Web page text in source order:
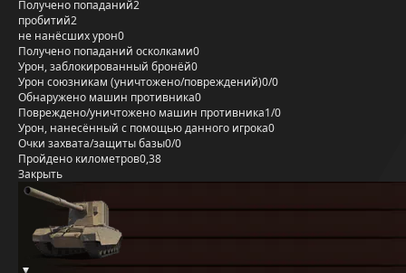
Получено попаданий2
пробитий2
не нанёсших урон0
Получено попаданий осколками0
Урон, заблокированный бронёй0
Урон союзникам (уничтожено/повреждений)0/0
Обнаружено машин противника0
Повреждено/уничтожено машин противника1/0
Урон, нанесённый с помощью данного игрока0
Очки захвата/защиты базы0/0
Пройдено километров0,38
Закрыть